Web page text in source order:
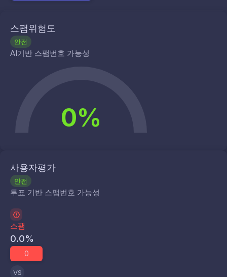
스팸위험도
안전
AI기반 스팸번호 가능성
0%
사용자평가
안전
투표 기반 스팸번호 가능성
스팸
0.0%
0
VS